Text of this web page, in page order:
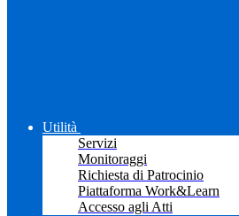
Utilità
Servizi
Monitoraggi
Richiesta di Patrocinio
Piattaforma Work&Learn
Accesso agli Atti